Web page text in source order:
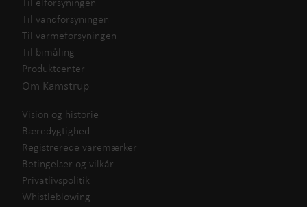
Til vandforsyningen
Til varmeforsyningen
Til bimåling
Produktcenter
Om Kamstrup
Vision og historie
Bæredygtighed
Registrerede varemærker
Betingelser og vilkår
Privatlivspolitik
Whistleblowing